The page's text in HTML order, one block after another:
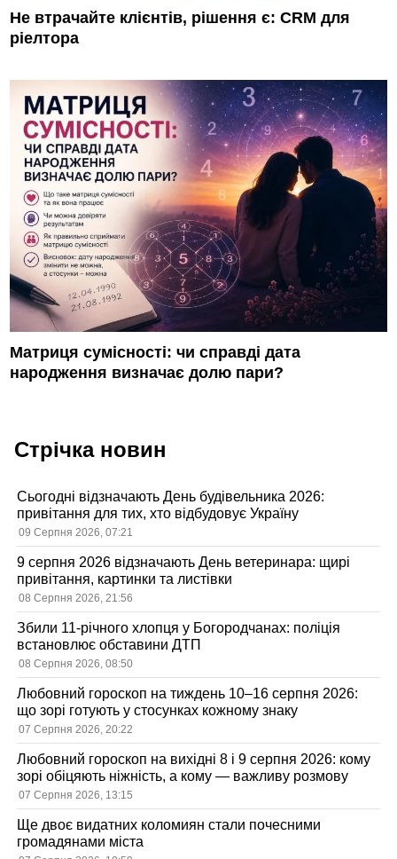
Не втрачайте клієнтів, рішення є: CRM для
ріелтора
Матриця сумісності: чи справді дата
народження визначає долю пари?
Стрічка новин
Сьогодні відзначають День будівельника 2026:
привітання для тих, хто відбудовує Україну
09 Серпня 2026, 07:21
9 серпня 2026 відзначають День ветеринара: щирі
привітання, картинки та листівки
08 Серпня 2026, 21:56
Збили 11-річного хлопця у Богородчанах: поліція
встановлює обставини ДТП
08 Серпня 2026, 08:50
Любовний гороскоп на тиждень 10–16 серпня 2026:
що зорі готують у стосунках кожному знаку
07 Серпня 2026, 20:22
Любовний гороскоп на вихідні 8 і 9 серпня 2026: кому
зорі обіцяють ніжність, а кому — важливу розмову
07 Серпня 2026, 13:15
Ще двоє видатних коломиян стали почесними
громадянами міста